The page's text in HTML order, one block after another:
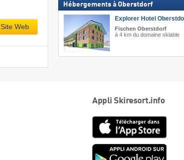
Site Web
Hébergements à Oberstdorf
Explorer Hotel
Fischen Oberstdorf
à 4 km du domaine skiable
Appli Skiresort.info